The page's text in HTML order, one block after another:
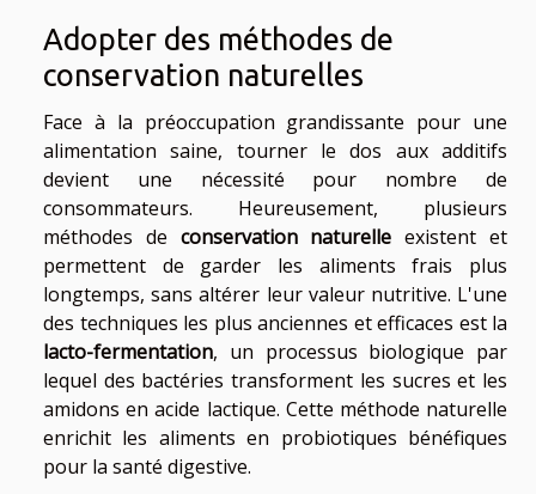
Adopter des méthodes de
conservation naturelles
Face à la préoccupation grandissante pour une
alimentation saine, tourner le dos aux additifs
devient une nécessité pour nombre de
consommateurs. Heureusement, plusieurs
méthodes de conservation naturelle existent et
permettent de garder les aliments frais plus
longtemps, sans altérer leur valeur nutritive. L'une
des techniques les plus anciennes et efficaces est la
lacto-fermentation, un processus biologique par
lequel des bactéries transforment les sucres et les
amidons en acide lactique. Cette méthode naturelle
enrichit les aliments en probiotiques bénéfiques
pour la santé digestive.